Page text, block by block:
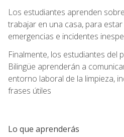
Los estudiantes aprenden
trabajar en una casa, para
emergencias e incidentes
Finalmente, los estudiantes del
Bilingüe aprenderán a
entorno laboral de la limpieza,
frases útiles
Lo que aprenderás